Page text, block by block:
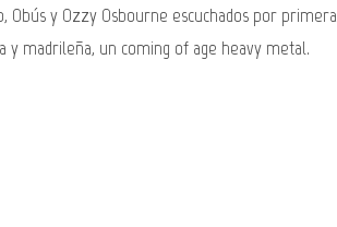
Obús y Ozzy Osbourne escuchados por primera
y madrileña, un coming of age heavy metal.